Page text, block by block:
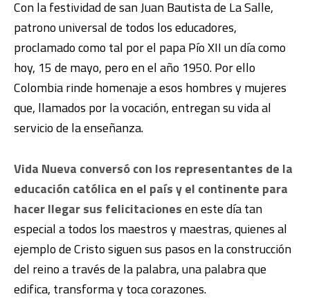
Con la festividad de san Juan Bautista de La Salle,
patrono universal de todos los educadores,
proclamado como tal por el papa Pío XII un día como
hoy, 15 de mayo, pero en el año 1950. Por ello
Colombia rinde homenaje a esos hombres y mujeres
que, llamados por la vocación, entregan su vida al
servicio de la enseñanza.
Vida Nueva conversó con los representantes de la
educación católica en el país y el continente para
hacer llegar sus felicitacionesen este día tan
especial a todos los maestros y maestras, quienes al
ejemplo de Cristo siguen sus pasos en la construcción
del reino a través de la palabra, una palabra que
edifica, transforma y toca corazones.